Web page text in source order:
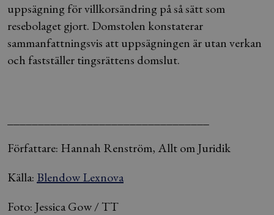
uppsägning för villkorsändring på så sätt som
resebolaget gjort. Domstolen konstaterar
sammanfattningsvis att uppsägningen är utan verkan
och fastställer tingsrättens domslut.
Författare: Hannah Renström, Allt om Juridik
Källa: Blendow Lexnova
Foto: Jessica Gow / TT